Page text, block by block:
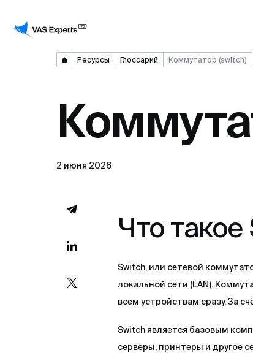
Ресурсы Глоссарий Коммутатор (switch)
2 июня 2026
Что такое
Switch, или сетевой
локальной сети (LAN).
всем устройствам сразу. За
Switch является базовым
серверы, принтеры и другое